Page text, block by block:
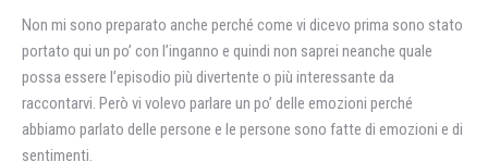
Non mi sono preparato anche perché come vi dicevo prima sono stato
portato qui un po’ con l’inganno e quindi non saprei neanche quale
possa essere l’episodio più divertente o più interessante da
raccontarvi. Però vi volevo parlare un po’ delle emozioni perché
abbiamo parlato delle persone e le persone sono fatte di emozioni e di
sentimenti.